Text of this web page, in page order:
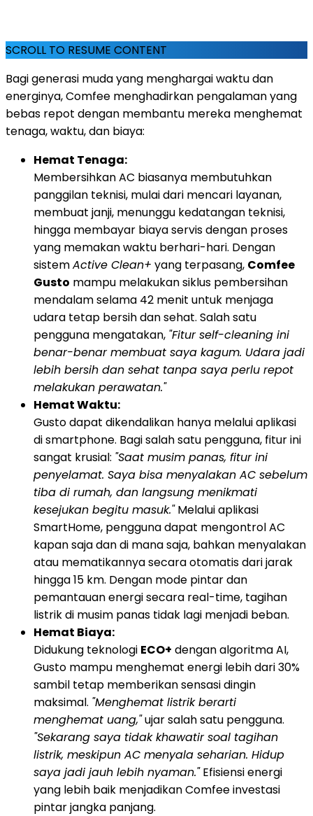
SCROLL TO RESUME CONTENT
Bagi generasi muda yang menghargai waktu dan
energinya, Comfee menghadirkan pengalaman yang
bebas repot dengan membantu mereka menghemat
tenaga, waktu, dan biaya:
Hemat Tenaga:
Membersihkan AC biasanya membutuhkan
panggilan teknisi, mulai dari mencari layanan,
membuat janji, menunggu kedatangan teknisi,
hingga membayar biaya servis dengan proses
yang memakan waktu berhari-hari. Dengan
sistemActive Clean+ yang terpasang, Comfee
Gusto mampu melakukan siklus pembersihan
mendalam selama 42 menit untuk menjaga
udara tetap bersih dan sehat. Salah satu
pengguna mengatakan, "Fitur self-cleaning ini
benar-benar membuat saya kagum. Udara jadi
lebih bersih dan sehat tanpa saya perlu repot
melakukan perawatan."
Hemat Waktu:
Gusto dapat dikendalikan hanya melalui aplikasi
di smartphone. Bagi salah satu pengguna, fitur ini
sangat krusial: "Saat musim panas, fitur ini
penyelamat. Saya bisa menyalakan AC sebelum
tiba di rumah, dan langsung menikmati
kesejukan begitu masuk."Melalui aplikasi
SmartHome, pengguna dapat mengontrol AC
kapan saja dan di mana saja, bahkan menyalakan
atau mematikannya secara otomatis dari jarak
hingga 15 km. Dengan mode pintar dan
pemantauan energi secara real-time, tagihan
listrik di musim panas tidak lagi menjadi beban.
Hemat Biaya:
Didukung teknologi ECO+ dengan algoritma AI,
Gusto mampu menghemat energi lebih dari 30%
sambil tetap memberikan sensasi dingin
maksimal. "Menghemat listrik berarti
menghemat uang,"ujar salah satu pengguna.
"Sekarang saya tidak khawatir soal tagihan
listrik, meskipun AC menyala seharian. Hidup
saya jadi jauh lebih nyaman."Efisiensi energi
yang lebih baik menjadikan Comfee investasi
pintar jangka panjang.